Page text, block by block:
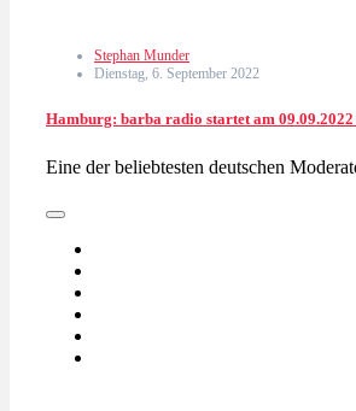
Stephan Munder
Dienstag, 6. September 2022
Hamburg: barba radio startet am
Eine der beliebtesten deutschen